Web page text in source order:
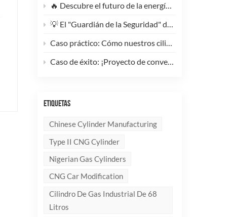
🔥 Descubre el futuro de la energía: ¡Conoce la elegante y ultraligera bombona de GLP compuesta de 10 kg!
💡 El "Guardián de la Seguridad" del Gas Industrial y la Supresión de Incendios: Un Análisis en Profundidad de los Cilindros de Gas sin Costura de Acero de Alto Rendimiento
Caso práctico: Cómo nuestros cilindros compuestos de GLP redefinen la seguridad y la imagen de marca para clientes globales.
Caso de éxito: ¡Proyecto de conversión a GNC de un generador de 100 kVA completado con éxito! 🚀
ETIQUETAS
Chinese Cylinder Manufacturing
Type II CNG Cylinder
Nigerian Gas Cylinders
CNG Car Modification
Cilindro De Gas Industrial De 68
Litros